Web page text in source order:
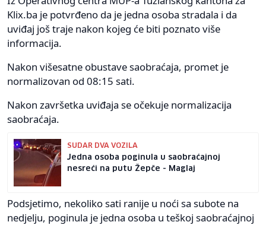
Klix.ba je potvrđeno da je jedna osoba stradala i da
uviđaj još traje nakon kojeg će biti poznato više
informacija.
Nakon višesatne obustave saobraćaja, promet je
normalizovan od 08:15 sati.
Nakon završetka uviđaja se očekuje normalizacija
saobraćaja.
SUDAR DVA VOZILA
Jedna osoba poginula u saobraćajnoj
nesreći na putu Žepče - Maglaj
Podsjetimo, nekoliko sati ranije u noći sa subote na
nedjelju, poginula je jedna osoba u teškoj saobraćajnoj